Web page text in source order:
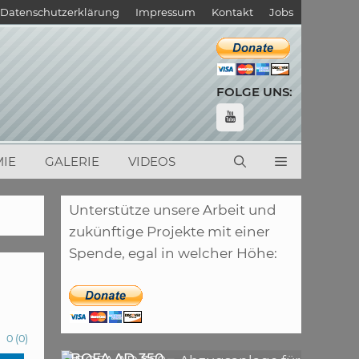
Datenschutzerklärung Impressum Kontakt Jobs
FOLGE UNS:
GALERIE VIDEOS
0 (0)
Unterstütze unsere Arbeit und
zukünftige Projekte mit einer
Spende, egal in welcher Höhe: